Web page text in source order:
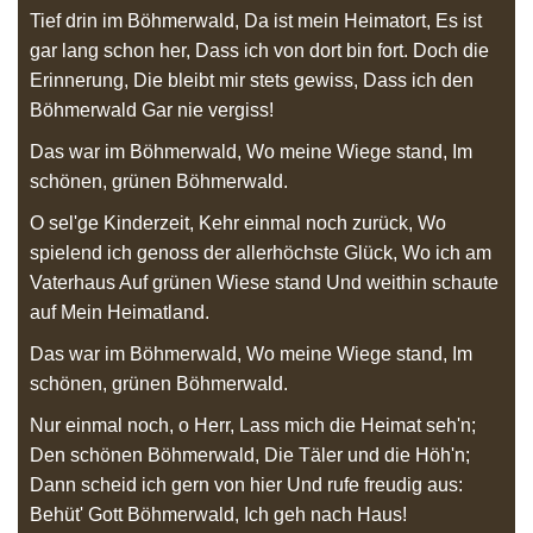
Tief drin im Böhmerwald, Da ist mein Heimatort, Es ist
gar lang schon her, Dass ich von dort bin fort. Doch die
Erinnerung, Die bleibt mir stets gewiss, Dass ich den
Böhmerwald Gar nie vergiss!
Das war im Böhmerwald, Wo meine Wiege stand, Im
schönen, grünen Böhmerwald.
O sel'ge Kinderzeit, Kehr einmal noch zurück, Wo
spielend ich genoss der allerhöchste Glück, Wo ich am
Vaterhaus Auf grünen Wiese stand Und weithin schaute
auf Mein Heimatland.
Das war im Böhmerwald, Wo meine Wiege stand, Im
schönen, grünen Böhmerwald.
Nur einmal noch, o Herr, Lass mich die Heimat seh'n;
Den schönen Böhmerwald, Die Täler und die Höh'n;
Dann scheid ich gern von hier Und rufe freudig aus:
Behüt' Gott Böhmerwald, Ich geh nach Haus!